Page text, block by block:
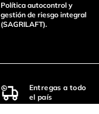
Política autocontrol y
gestión de riesgo integral
(SAGRILAFT).
Entregas a todo
el país